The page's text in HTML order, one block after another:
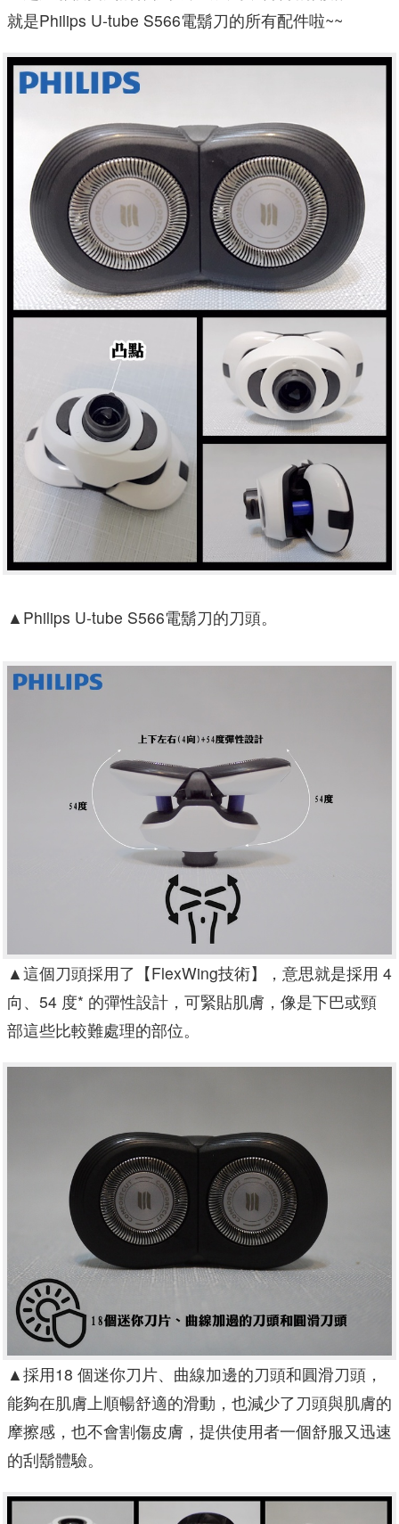
就是Philips U-tube S566電鬍刀的所有配件啦~~
▲ Philips U-tube S566電鬍刀的刀頭。
▲這個刀頭採用了【FlexWing技術】，意思就是採用 4
向、54 度* 的彈性設計，可緊貼肌膚，像是下巴或頸
部這些比較難處理的部位。
▲採用18 個迷你刀片、曲線加邊的刀頭和圓滑刀頭，
能夠在肌膚上順暢舒適的滑動，也減少了刀頭與肌膚的
摩擦感，也不會割傷皮膚，提供使用者一個舒服又迅速
的刮鬍體驗。